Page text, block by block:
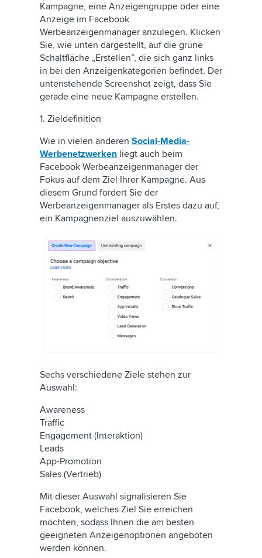
Kampagne, eine Anzeigengruppe oder eine
Anzeige im Facebook
Werbeanzeigenmanager anzulegen. Klicken
Sie, wie unten dargestellt, auf die grüne
Schaltfläche „Erstellen”, die sich ganz links
in bei den Anzeigenkategorien befindet. Der
untenstehende Screenshot zeigt, dass Sie
gerade eine neue Kampagne erstellen.
1. Zieldefinition
Wie in vielen anderen Social-Media-
Werbenetzwerken liegt auch beim
Facebook Werbeanzeigenmanager der
Fokus auf dem Ziel Ihrer Kampagne. Aus
diesem Grund fordert Sie der
Werbeanzeigenmanager als Erstes dazu auf,
ein Kampagnenziel auszuwählen.
Sechs verschiedene Ziele stehen zur
Auswahl:
Awareness
Traffic
Engagement (Interaktion)
Leads
App-Promotion
Sales (Vertrieb)
Mit dieser Auswahl signalisieren Sie
Facebook, welches Ziel Sie erreichen
möchten, sodass Ihnen die am besten
geeigneten Anzeigenoptionen angeboten
werden können.